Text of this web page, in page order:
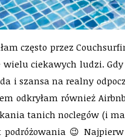
często przez
ciekawych ludzi.
i szansa na realny
odkryłam również
tanich noclegów (i
😉